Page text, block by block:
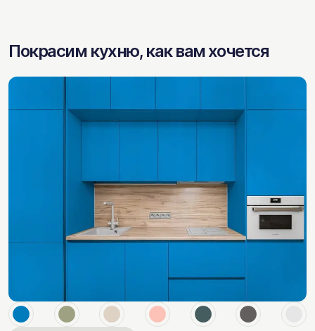
Покрасим кухню, как вам хочется